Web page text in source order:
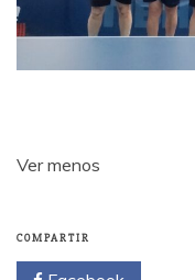
Ver menos
COMPARTIR